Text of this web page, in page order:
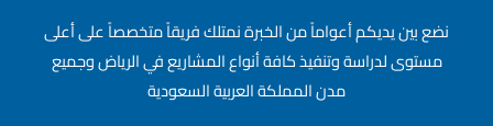
نضع بين يديكم أعواماً من الخبرة نمتلك فريقاً متخصصاً على أعلى
مستوى لدراسة وتنفيذ كافة أنواع المشاريع في الرياض وجميع
مدن المملكة العربية السعودية